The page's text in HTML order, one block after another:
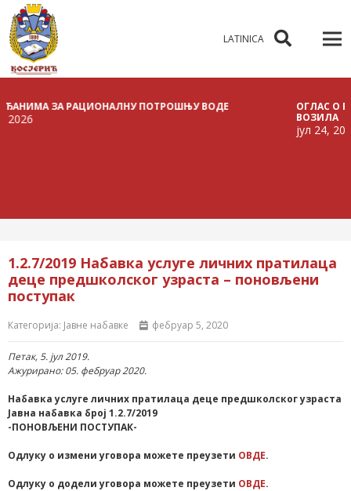
LATINICA
ЗА РАЦИОНАЛНУ ПОТРОШЊУ ВОДЕ
ОГЛАС О
ВОЗИЛА
јул 24, 2026
1.2.7/2019 Набавка услуге личних пратилаца
деце предшколског узраста – поновљени
поступак
Категорија: Јавне набавке фебруар 5, 2020
Петак, 5. јул 2019.
Ажурирано: 05. фебруар 2020.
Набавка услуге личних пратилаца деце предшколског узраста
Јавна набавка број 1.2.7/2019
-ПОНОВЉЕНИ ПОСТУПАК-
Одлуку о измени уговора можете преузети ОВДЕ.
Одлуку о додели уговора можете преузети ОВДЕ.